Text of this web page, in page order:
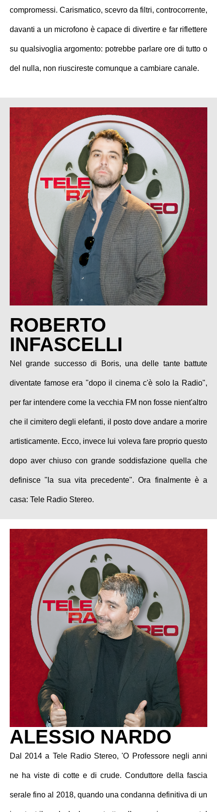
compromessi. Carismatico, scevro da filtri, controcorrente,
davanti a un microfono è capace di divertire e far riflettere
su qualsivoglia argomento: potrebbe parlare ore di tutto o
del nulla, non riuscireste comunque a cambiare canale.
ROBERTO
INFASCELLI
Nel grande successo di Boris, una delle tante battute
diventate famose era "dopo il cinema c'è solo la Radio",
per far intendere come la vecchia FM non fosse nient'altro
che il cimitero degli elefanti, il posto dove andare a morire
artisticamente. Ecco, invece lui voleva fare proprio questo
dopo aver chiuso con grande soddisfazione quella che
definisce "la sua vita precedente". Ora finalmente è a
casa: Tele Radio Stereo.
ALESSIO NARDO
Dal 2014 a Tele Radio Stereo, 'O Professore negli anni
ne ha viste di cotte e di crude. Conduttore della fascia
serale fino al 2018, quando una condanna definitiva di un